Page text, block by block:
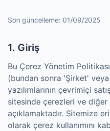
Son güncelleme: 01/09/2025
1. Giriş
Bu Çerez Yönetim
(bundan sonra 'Şirket'
yazılımlarının çevrimiçi
sitesinde çerezleri ve diğer
açıklamaktadır. Sitemize
olarak çerez kullanımını